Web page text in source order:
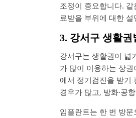
조정이 중요합니다.
료받을 부위에 대한
3. 강서구 생활
강서구는 생활권이 넓
가 많이 이용하는 상
에서 정기검진을 받기
경우가 많고, 방화·공
임플란트는 한 번 방